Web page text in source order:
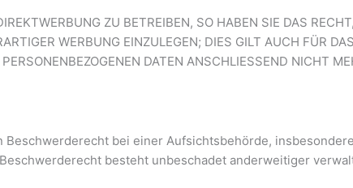
ZU BETREIBEN, SO HABEN SIE DAS
WERBUNG EINZULEGEN; DIES GILT AUCH FÜR
DATEN ANSCHLIESSEND NICHT
Beschwerderecht bei einer Aufsichtsbehörde,
besteht unbeschadet anderweitiger